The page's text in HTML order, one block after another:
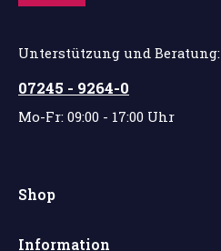
Unterstützung und Beratung:
07245 - 9264-0
Mo-Fr: 09:00 - 17:00 Uhr
Shop
Information